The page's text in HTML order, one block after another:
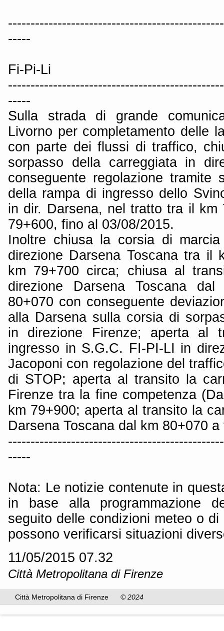
-----
Fi-Pi-Li
-----
Sulla strada di grande
Livorno per completamento delle
con parte dei flussi di traffico,
sorpasso della carreggiata in
conseguente regolazione tramite
della rampa di ingresso dello
in dir. Darsena, nel tratto tra il
79+600, fino al 03/08/2015.
Inoltre chiusa la corsia di
direzione Darsena Toscana tra il
km 79+700 circa; chiusa al
direzione Darsena Toscana
80+070 con conseguente
alla Darsena sulla corsia di
in direzione Firenze; aperta al
ingresso in S.G.C. FI-PI-LI in
Jacoponi con regolazione del
di STOP; aperta al transito la
Firenze tra la fine competenza
km 79+900; aperta al transito la
Darsena Toscana dal km 80+070
-----
Nota: Le notizie contenute in
in base alla programmazione
seguito delle condizioni meteo o
possono verificarsi situazioni
11/05/2015 07.32
Città Metropolitana di Firenze
Città Metropolitana di Firenze © 2024